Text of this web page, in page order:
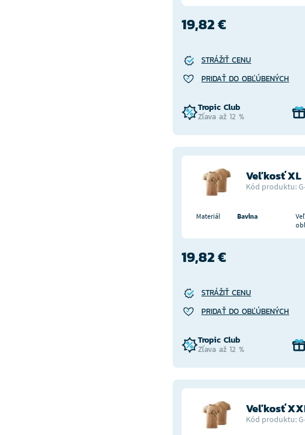
19,82 €
STRÁŽIŤ CENU
PRIDAŤ DO OBĽÚBENÝCH
Tropic Club
Zľava až 12 %
Veľkosť XL
Kód produktu:
Materiál Bavlna
19,82 €
STRÁŽIŤ CENU
PRIDAŤ DO OBĽÚBENÝCH
Tropic Club
Zľava až 12 %
Veľkosť
Kód produktu: